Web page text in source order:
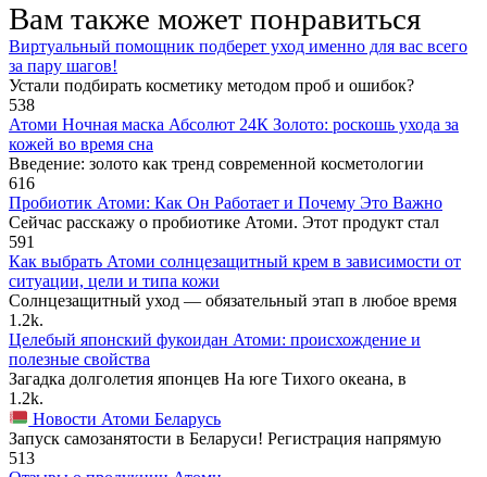
Вам также может понравиться
Виртуальный помощник подберет уход именно для вас всего
за пару шагов!
Устали подбирать косметику методом проб и ошибок?
538
Атоми Ночная маска Абсолют 24К Золото: роскошь ухода за
кожей во время сна
Введение: золото как тренд современной косметологии
616
Пробиотик Атоми: Как Он Работает и Почему Это Важно
Сейчас расскажу о пробиотике Атоми. Этот продукт стал
591
Как выбрать Атоми солнцезащитный крем в зависимости от
ситуации, цели и типа кожи
Солнцезащитный уход — обязательный этап в любое время
1.2k.
Целебый японский фукоидан Атоми: происхождение и
полезные свойства
Загадка долголетия японцев На юге Тихого океана, в
1.2k.
Новости Атоми Беларусь
Запуск самозанятости в Беларуси! Регистрация напрямую
513